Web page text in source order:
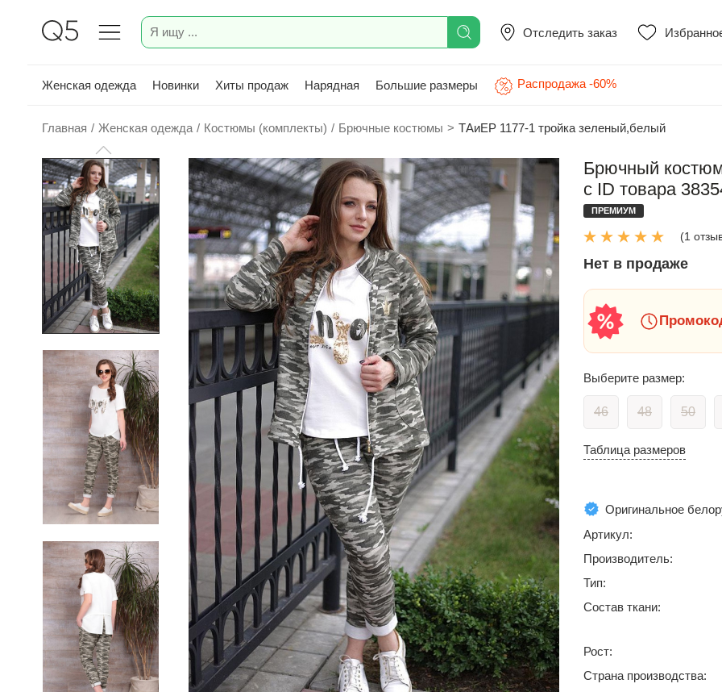
Отследить заказ
Женская одежда Новинки Хиты продаж Нарядная Большие размеры Распродажа -60%
Главная / Женская одежда / Костюмы (комплекты) / Брючные костюмы > ТAиЕР 1177-1 тройка зеленый,белый
Брючный
с ID товара
ПРЕМИУМ
(1
Нет в продаже
Выберите размер:
46 48 50
Таблица размеров
Оригинальное
Артикул:
Производитель:
Тип:
Состав ткани:
Рост:
Страна производства: